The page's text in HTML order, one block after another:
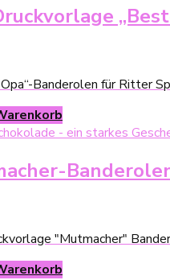
Banderolen für Ritter
"Mutmacher"